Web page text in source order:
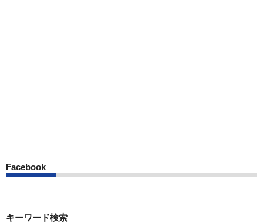
Facebook
キーワード検索